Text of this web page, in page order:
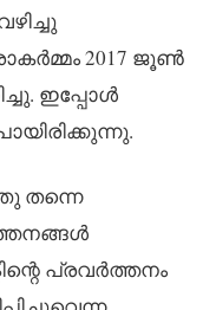
2017 ജൂണ്‍
ഇപ്പോള്‍
തന്നെ
പ്രവര്‍ത്തനം